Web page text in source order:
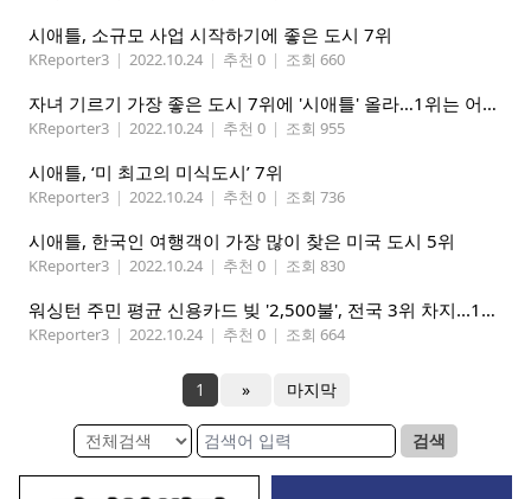
시애틀, 소규모 사업 시작하기에 좋은 도시 7위
KReporter3 | 2022.10.24 | 추천 0 | 조회 660
자녀 기르기 가장 좋은 도시 7위에 '시애틀' 올라…1위는 어디?
KReporter3 | 2022.10.24 | 추천 0 | 조회 955
시애틀, ‘미 최고의 미식도시’ 7위
KReporter3 | 2022.10.24 | 추천 0 | 조회 736
시애틀, 한국인 여행객이 가장 많이 찾은 미국 도시 5위
KReporter3 | 2022.10.24 | 추천 0 | 조회 830
워싱턴 주민 평균 신용카드 빚 '2,500불', 전국 3위 차지...1위는 어디?
KReporter3 | 2022.10.24 | 추천 0 | 조회 664
1 » 마지막
검색